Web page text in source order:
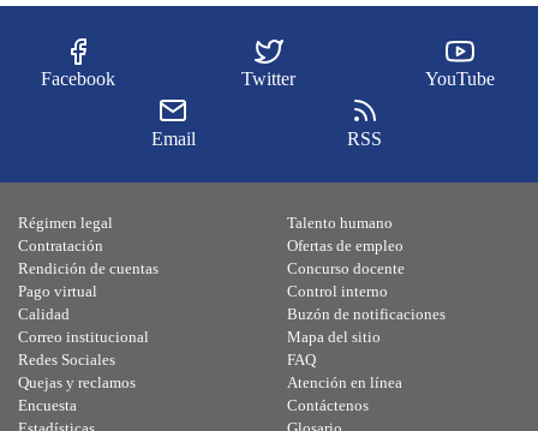
Facebook Twitter YouTube
Email RSS
Régimen legal
Contratación
Rendición de cuentas
Pago virtual
Calidad
Talento humano
Ofertas de empleo
Concurso docente
Control interno
Buzón de notificaciones
Correo institucional
Redes Sociales
Quejas y reclamos
Encuesta
Mapa del sitio
FAQ
Atención en línea
Contáctenos